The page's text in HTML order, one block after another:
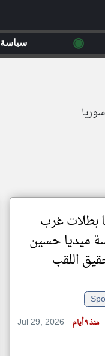
بطلات غرب
ميديا حسين
اللقب
Jul 29, 2026
منذ ٩ أيام
◉ سياسة